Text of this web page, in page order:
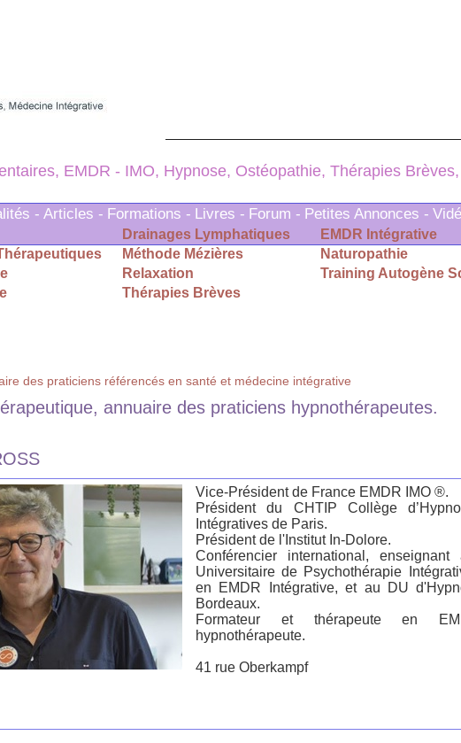
EMDR - IMO, Hypnose, Ostéopathie, Thérapies
Drainages Lymphatiques EMDR Intégrative
Méthode Mézières Naturopathie
Relaxation Training Autogène
Thérapies Brèves
- Articles - Formations - Livres - Forum - Petites Annonces -
des praticiens référencés en santé et médecine intégrative
annuaire des praticiens hypnothérapeutes.
Vice-Président de France EMDR IMO ®.
Président du CHTIP Collège
Intégratives de Paris.
Président de l'Institut In-Dolore.
Conférencier international,
Universitaire de Psychothérapie
en EMDR Intégrative, et au DU
Bordeaux.
Formateur et thérapeute en
hypnothérapeute.
41 rue Oberkampf